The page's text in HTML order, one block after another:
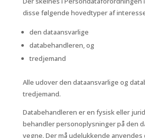
disse følgende hovedtyper af
den dataansvarlige
databehandleren, og
tredjemand
Alle udover den dataansvarlige og
tredjemand.
Databehandleren er en fysisk eller
behandler personoplysninger på den
vegne. Der må udelukkende